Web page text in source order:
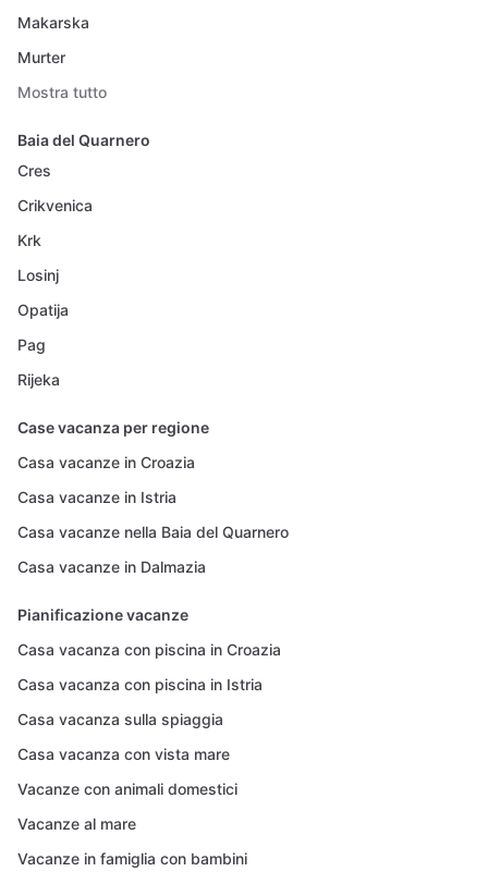
Makarska
Murter
Mostra tutto
Baia del Quarnero
Cres
Crikvenica
Krk
Losinj
Opatija
Pag
Rijeka
Case vacanza per regione
Casa vacanze in Croazia
Casa vacanze in Istria
Casa vacanze nella Baia del Quarnero
Casa vacanze in Dalmazia
Pianificazione vacanze
Casa vacanza con piscina in Croazia
Casa vacanza con piscina in Istria
Casa vacanza sulla spiaggia
Casa vacanza con vista mare
Vacanze con animali domestici
Vacanze al mare
Vacanze in famiglia con bambini